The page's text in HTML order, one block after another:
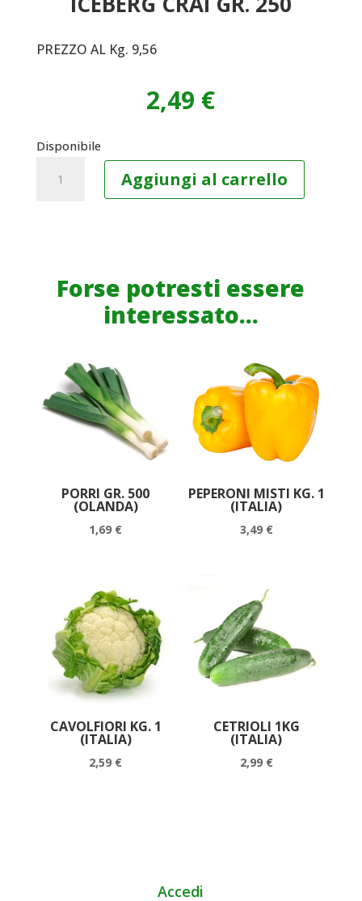
PREZZO AL Kg. 9,56
2,49 €
Disponibile
CUORI
Aggiungi al carrello
Forse potresti essere
interessato...
PORRI GR. 500
(OLANDA)
1,69 €
PEPERONI MISTI KG. 1
(ITALIA)
3,49 €
CAVOLFIORI KG. 1
(ITALIA)
2,59 €
CETRIOLI 1KG
(ITALIA)
2,99 €
Accedi